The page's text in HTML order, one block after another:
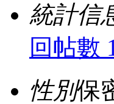
統計信
回帖數
性別保